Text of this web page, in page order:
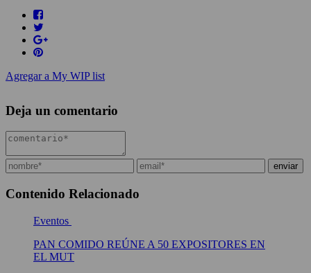
Agregar a My WIP list
Deja un comentario
Contenido Relacionado
Eventos
PAN COMIDO REÚNE A 50 EXPOSITORES EN
EL MUT